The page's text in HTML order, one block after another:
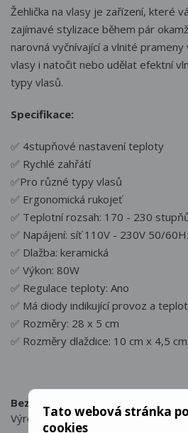
Tato webová stránka
cookies
Žehlička na vlasy je zařízení, které
zajímavé stylizace během pár
narovná vyčnívající a vlnité prameny
vlasy i natočit nebo udělat efektní
typy vlasů.
Specifikace:
✅ 4stupňové nastavení teploty
✅ Rychlé zahřátí
✅Pro různé typy vlasů
✅ Ergonomická rukojeť
✅ Teplotní rozsah: 170 - 230
✅ Napájení: síť 110V - 230V 50/
✅ Dlažba: keramická
✅ Výkon: 80W
✅ Regulace teploty: Ano
✅ Má diody indikující provoz a
✅ Rozměry: 28 x 5 cm
✅ Rozměry dlaždice: 10 cm x 4,5 cm
Bezpečnostní upozornění:
Výrobek používejte pouze na suché